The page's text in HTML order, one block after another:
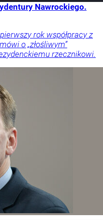
Nawrockiego.
rok współpracy z
o „złośliwym”
rzecznikowi.